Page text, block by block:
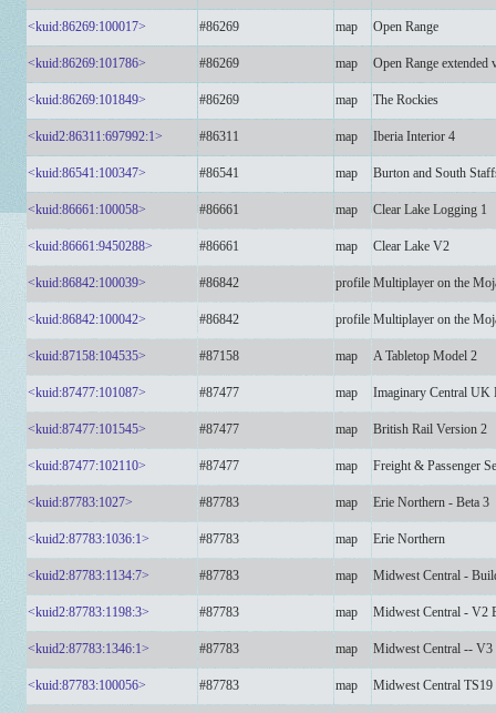
<kuid:86269:100017> #86269 map Open Range
<kuid:86269:101786> #86269 map Open Range extended
<kuid:86269:101849> #86269 map The Rockies
<kuid2:86311:697992:1> #86311 map Iberia Interior 4
<kuid:86541:100347> #86541 map Burton and South
<kuid:86661:100058> #86661 map Clear Lake Logging 1
<kuid:86661:9450288> #86661 map Clear Lake V2
<kuid:86842:100039> #86842 profile Multiplayer on the
<kuid:86842:100042> #86842 profile Multiplayer on the
<kuid:87158:104535> #87158 map A Tabletop Model 2
<kuid:87477:101087> #87477 map Imaginary Central UK
<kuid:87477:101545> #87477 map British Rail Version 2
<kuid:87477:102110> #87477 map Freight & Passenger
<kuid:87783:1027> #87783 map Erie Northern - Beta 3
<kuid2:87783:1036:1> #87783 map Erie Northern
<kuid2:87783:1134:7> #87783 map Midwest Central -
<kuid2:87783:1198:3> #87783 map Midwest Central - V2
<kuid2:87783:1346:1> #87783 map Midwest Central -- V3
<kuid:87783:100056> #87783 map Midwest Central